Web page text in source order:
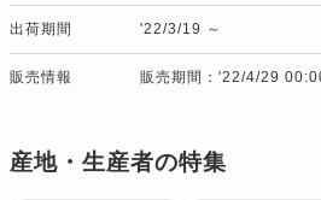
出荷期間 '22/3/19 ～
販売情報 販売期間：'22/4/29
産地・生産者の特集